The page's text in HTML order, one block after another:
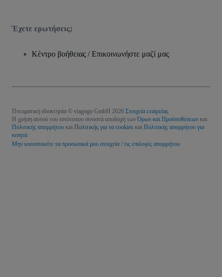
Έχετε ερωτήσεις;
Κέντρο βοήθειας / Επικοινωνήστε μαζί μας
Πνευματική ιδιοκτησία © viagogo GmbH 2026 Στοιχεία εταιρείας
Η χρήση αυτού του ιστότοπου συνιστά αποδοχή τωνΌρων και Προϋποθέσεων και
Πολιτικής απορρήτου και Πολιτικής για τα cookies και Πολιτικής απορρήτου για
κινητά
Μην κοινοποιείτε τα προσωπικά μου στοιχεία / τις επιλογές απορρήτου